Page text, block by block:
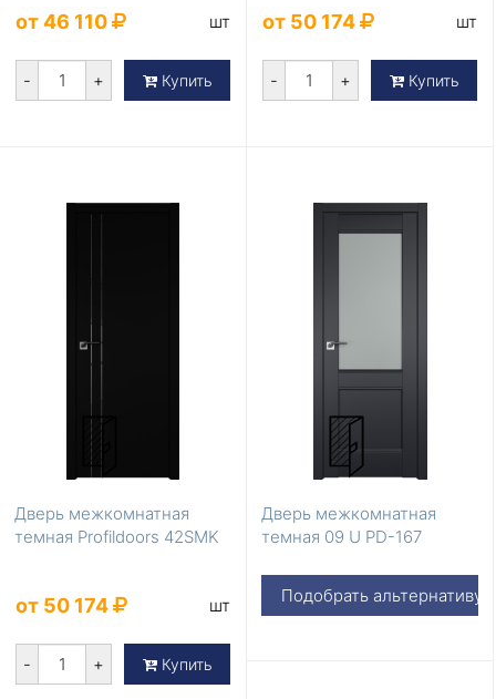
от 46 110 шт
- + Купить
от 50 174 шт
- + Купить
Дверь межкомнатная
темная Profildoors 42SMK
от 50 174 шт
- + Купить
Дверь межкомнатная
темная 09 U PD-167
Подобрать альтернативу